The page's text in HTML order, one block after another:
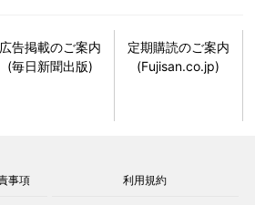
広告掲載のご案内
(毎日新聞出版)
定期購読のご案内
(Fujisan.co.jp)
事項 利用規約